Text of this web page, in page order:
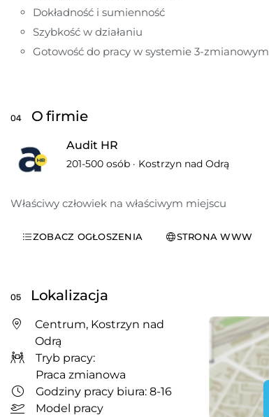
Dokładność i sumienność
Szybkość w działaniu
Gotowość do pracy w systemie 3-zmianowym
04 O firmie
Audit HR
201-500 osób · Kostrzyn nad Odrą
Właściwy człowiek na właściwym miejscu
ZOBACZ OGŁOSZENIA STRONA WWW
05 Lokalizacja
Centrum, Kostrzyn nad
Odrą
Tryb pracy:
Praca zmianowa
Godziny pracy biura: 8-16
Model pracy